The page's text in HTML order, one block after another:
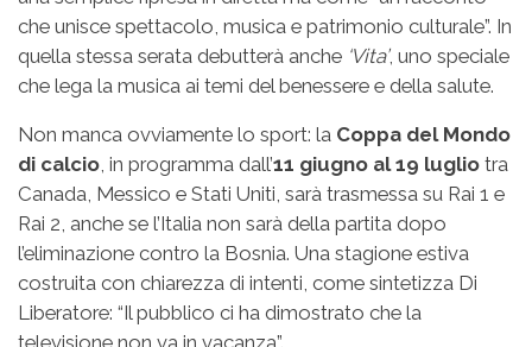
che unisce spettacolo, musica e patrimonio culturale”. In
quella stessa serata debutterà anche ‘Vita’, uno speciale
che lega la musica ai temi del benessere e della salute.
Non manca ovviamente lo sport: la Coppa del Mondo
di calcio, in programma dall’11 giugno al 19 luglio tra
Canada, Messico e Stati Uniti, sarà trasmessa su Rai 1 e
Rai 2, anche se l’Italia non sarà della partita dopo
l’eliminazione contro la Bosnia. Una stagione estiva
costruita con chiarezza di intenti, come sintetizza Di
Liberatore: “Il pubblico ci ha dimostrato che la
televisione non va in vacanza”.